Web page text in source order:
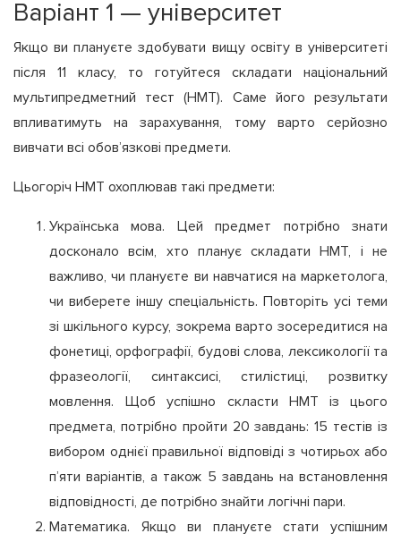
Варіант 1 — університет
Якщо ви плануєте здобувати вищу освіту в університеті
після 11 класу, то готуйтеся складати національний
мультипредметний тест (НМТ). Саме його результати
впливатимуть на зарахування, тому варто серйозно
вивчати всі обов’язкові предмети.
Цьогоріч НМТ охоплював такі предмети:
Українська мова. Цей предмет потрібно знати
досконало всім, хто планує складати НМТ, і не
важливо, чи плануєте ви навчатися на маркетолога,
чи виберете іншу спеціальність. Повторіть усі теми
зі шкільного курсу, зокрема варто зосередитися на
фонетиці, орфографії, будові слова, лексикології та
фразеології, синтаксисі, стилістиці, розвитку
мовлення. Щоб успішно скласти НМТ із цього
предмета, потрібно пройти 20 завдань: 15 тестів із
вибором однієї правильної відповіді з чотирьох або
п’яти варіантів, а також 5 завдань на встановлення
відповідності, де потрібно знайти логічні пари.
Математика. Якщо ви плануєте стати успішним